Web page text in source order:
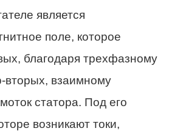
является
поле, которое
благодаря трехфазному
вторых, взаимному
статора. Под его
возникают токи,